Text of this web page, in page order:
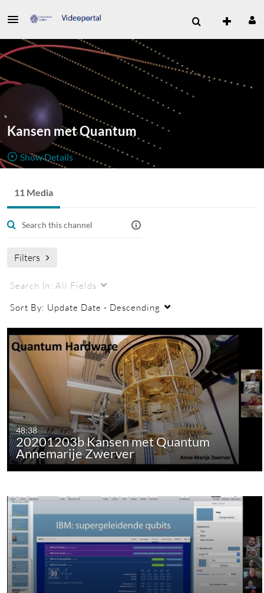
Kansen met Quantum
Show Details
11 Media
Filters
Search In: All Fields
Sort By: Update Date - Descending
48:38
20201203b Kansen met Quantum
Annemarije Zwerver